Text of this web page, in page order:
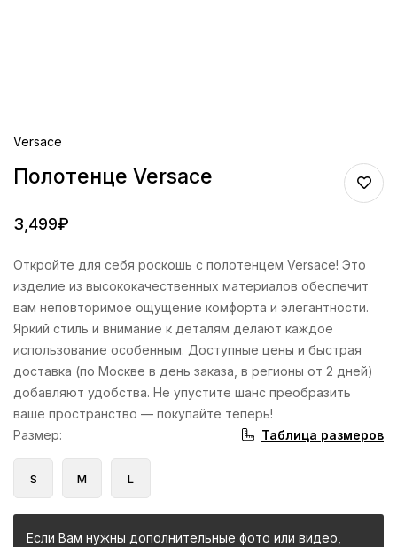
Versace
Полотенце Versace
3,499₽
Откройте для себя роскошь с полотенцем Versace! Это
изделие из высококачественных материалов обеспечит
вам неповторимое ощущение комфорта и элегантности.
Яркий стиль и внимание к деталям делают каждое
использование особенным. Доступные цены и быстрая
доставка (по Москве в день заказа, в регионы от 2 дней)
добавляют удобства. Не упустите шанс преобразить
ваше пространство — покупайте теперь!
Размер: Таблица размеров
S M L
Если Вам нужны дополнительные фото или видео,